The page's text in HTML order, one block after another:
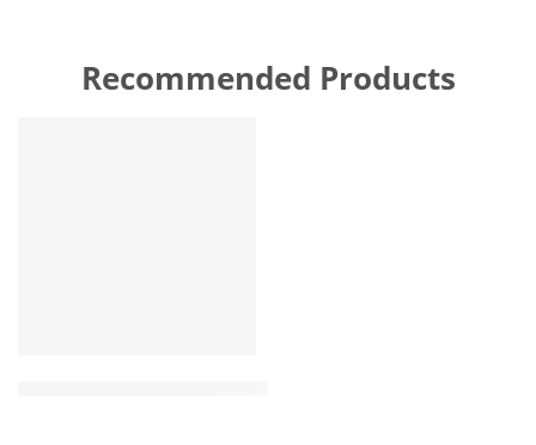
Recommended Products